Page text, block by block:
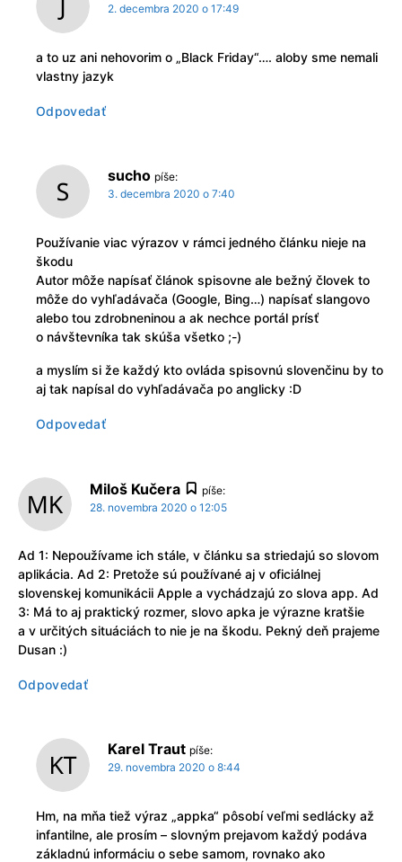
2. decembra 2020 o 17:49
a to uz ani nehovorim o „Black Friday“…. aloby sme nemali
vlastny jazyk
Odpovedať
sucho píše:
3. decembra 2020 o 7:40
Používanie viac výrazov v rámci jedného článku nieje na
škodu
Autor môže napísať článok spisovne ale bežný človek to
môže do vyhľadávača (Google, Bing…) napísať slangovo
alebo tou zdrobneninou a ak nechce portál prísť
o návštevníka tak skúša všetko ;-)
a myslím si že každý kto ovláda spisovnú slovenčinu by to
aj tak napísal do vyhľadávača po anglicky :D
Odpovedať
Miloš Kučera
píše:
28. novembra 2020 o 12:05
Ad 1: Nepoužívame ich stále, v článku sa striedajú so slovom
aplikácia. Ad 2: Pretože sú používané aj v oficiálnej
slovenskej komunikácii Apple a vychádzajú zo slova app. Ad
3: Má to aj praktický rozmer, slovo apka je výrazne kratšie
a v určitých situáciách to nie je na škodu. Pekný deň prajeme
Dusan :)
Odpovedať
Karel Traut píše:
29. novembra 2020 o 8:44
Hm, na mňa tiež výraz „appka“ pôsobí veľmi sedlácky až
infantilne, ale prosím – slovným prejavom každý podáva
základnú informáciu o sebe samom, rovnako ako